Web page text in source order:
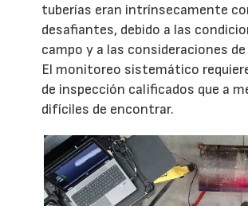
tuberías eran intrínsecamente
desafiantes, debido a las
campo y a las consideraciones
El monitoreo sistemático
de inspección calificados que a
difíciles de encontrar.